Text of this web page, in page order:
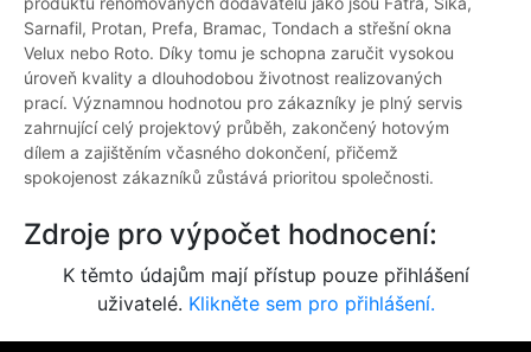
Sarnafil, Protan, Prefa, Bramac, Tondach a střešní okna
Velux nebo Roto. Díky tomu je schopna zaručit vysokou
úroveň kvality a dlouhodobou životnost realizovaných
prací. Významnou hodnotou pro zákazníky je plný servis
zahrnující celý projektový průběh, zakončený hotovým
dílem a zajištěním včasného dokončení, přičemž
spokojenost zákazníků zůstává prioritou společnosti.
Zdroje pro výpočet hodnocení:
K těmto údajům mají přístup pouze přihlášení
uživatelé. Klikněte sem pro přihlášení.